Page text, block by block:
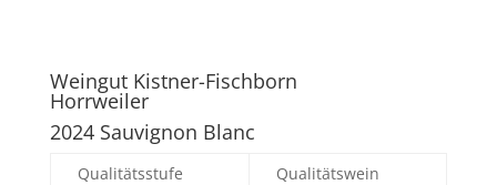
Weingut Kistner-Fischborn
Horrweiler
2024 Sauvignon Blanc
Qualitätsstufe
Qualitätswein